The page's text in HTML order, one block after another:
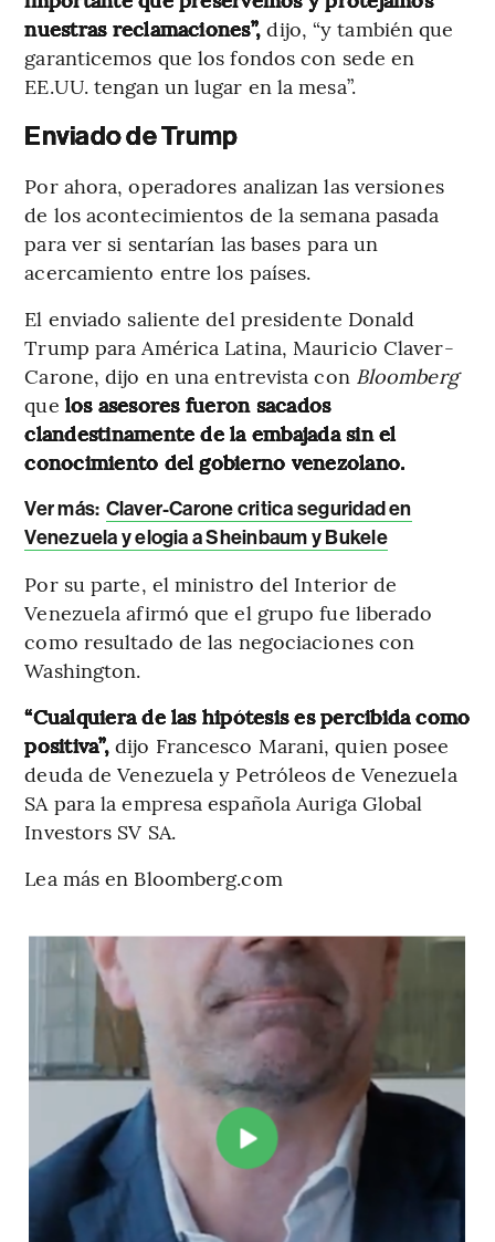
nuestras reclamaciones”,dijo, “y también que
garanticemos que los fondos con sede en
EE.UU. tengan un lugar en la mesa”.
Enviado de Trump
Por ahora, operadores analizan las versiones
de los acontecimientos de la semana pasada
para ver si sentarían las bases para un
acercamiento entre los países.
El enviado saliente del presidente Donald
Trump para América Latina, Mauricio Claver-
Carone, dijo en una entrevista conBloomberg
que los asesores fueron sacados
clandestinamente de la embajada sin el
conocimiento del gobierno venezolano.
Ver más: Claver-Carone critica seguridad en
Venezuela y elogia a Sheinbaum y Bukele
Por su parte, el ministro del Interior de
Venezuela afirmó que el grupo fue liberado
como resultado de las negociaciones con
Washington.
“Cualquiera de las hipótesis es percibida como
positiva”,dijo Francesco Marani, quien posee
deuda de Venezuela y Petróleos de Venezuela
SA para la empresa española Auriga Global
Investors SV SA.
Lea más en Bloomberg.com